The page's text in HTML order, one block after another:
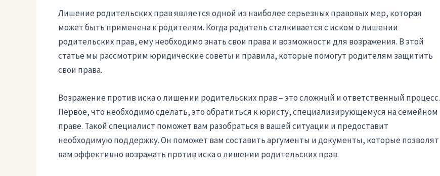
Лишение родительских прав является одной из наиболее серьезных правовых мер, которая
может быть применена к родителям. Когда родитель сталкивается с иском о лишении
родительских прав, ему необходимо знать свои права и возможности для возражения. В этой
статье мы рассмотрим юридические советы и правила, которые помогут родителям защитить
свои права.
Возражение против иска о лишении родительских прав – это сложный и ответственный процесс.
Первое, что необходимо сделать, это обратиться к юристу, специализирующемуся на семейном
праве. Такой специалист поможет вам разобраться в вашей ситуации и предоставит
необходимую поддержку. Он поможет вам составить аргументы и документы, которые позволят
вам эффективно возражать против иска о лишении родительских прав.